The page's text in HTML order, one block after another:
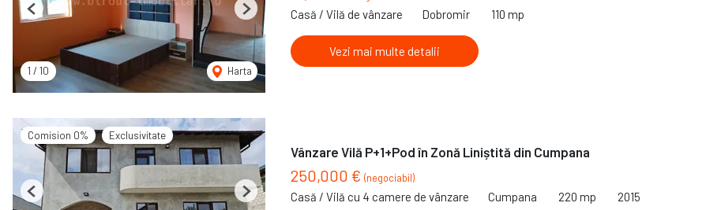
1 / 10 Harta
Previous Next Casă / Vilă de vânzare Dobromir 110 mp
Vezi mai multe detalii
Comision 0% Exclusivitate
Previous Next
Vânzare Vilă P+1+Pod în Zonă Liniștită din Cumpana
250,000 € (negociabil)
Casă / Vilă cu 4 camere de vânzare Cumpana 220 mp 2015